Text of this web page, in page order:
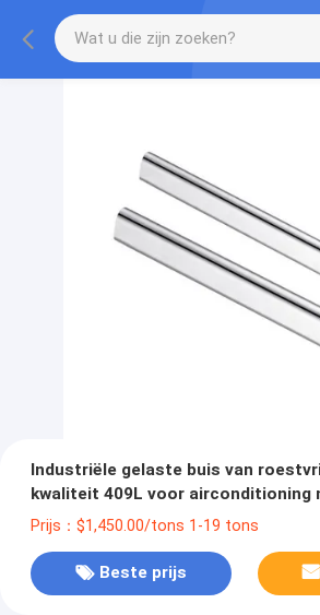
Industriële gelaste buis van
kwaliteit 409L voor airconditioning
norm
Prijs：$1,450.00/tons 1-19 tons
Beste prijs